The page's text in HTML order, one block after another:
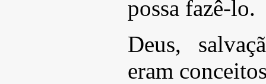
possa fazê-lo.
Deus,
eram